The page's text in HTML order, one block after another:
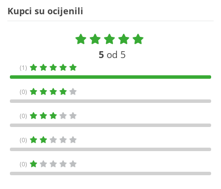
Kupci su ocijenili
5 od 5
(1)
(0)
(0)
(0)
(0)